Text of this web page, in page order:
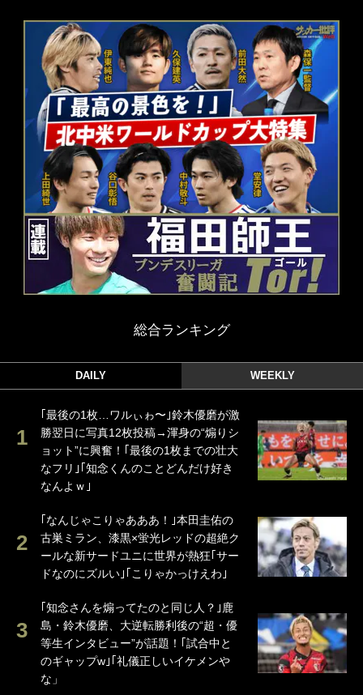
総合ランキング
DAILY WEEKLY
｢最後の1枚…ワルぃゎ〜｣鈴木優磨が激
勝翌日に写真12枚投稿→渾身の“煽りシ
ョット”に興奮！｢最後の1枚までの壮大
なフリ｣｢知念くんのことどんだけ好き
なんよｗ｣
｢なんじゃこりゃあああ！｣本田圭佑の
古巣ミラン、漆黒×蛍光レッドの超絶ク
ールな新サードユニに世界が熱狂｢サー
ドなのにズルい｣｢こりゃかっけえわ｣
｢知念さんを煽ってたのと同じ人？｣鹿
島・鈴木優磨、大逆転勝利後の“超・優
等生インタビュー”が話題！｢試合中と
のギャップw｣｢礼儀正しいイケメンや
な」